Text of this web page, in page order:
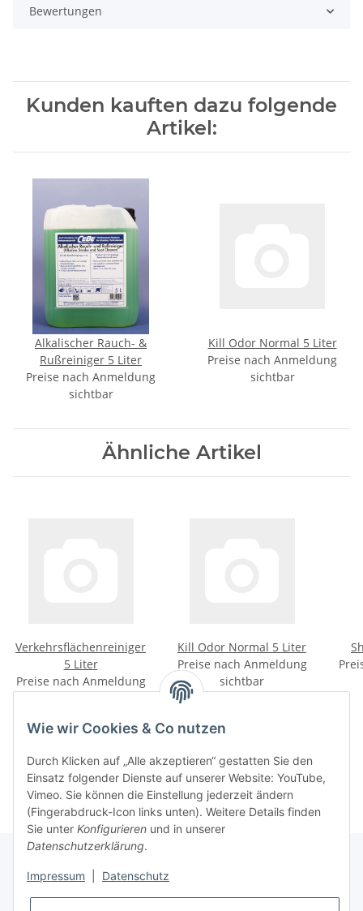
Bewertungen
Kunden kauften dazu folgende
Artikel:
Alkalischer Rauch- &
Rußreiniger 5 Liter
Preise nach Anmeldung
sichtbar
Kill Odor Normal 5 Liter
Preise nach Anmeldung
sichtbar
Ähnliche Artikel
Verkehrsflächenreiniger
5 Liter
Preise nach Anmeldung
Kill Odor Normal 5 Liter
Preise nach Anmeldung
sichtbar
Kategorien
Informationen
Wie wir Cookies & Co nutzen
Durch Klicken auf „Alle akzeptieren“ gestatten Sie den
Einsatz folgender Dienste auf unserer Website: YouTube,
Vimeo. Sie können die Einstellung jederzeit ändern
(Fingerabdruck-Icon links unten). Weitere Details finden
Sie unter Konfigurieren und in unserer
Datenschutzerklärung.
Impressum Datenschutz